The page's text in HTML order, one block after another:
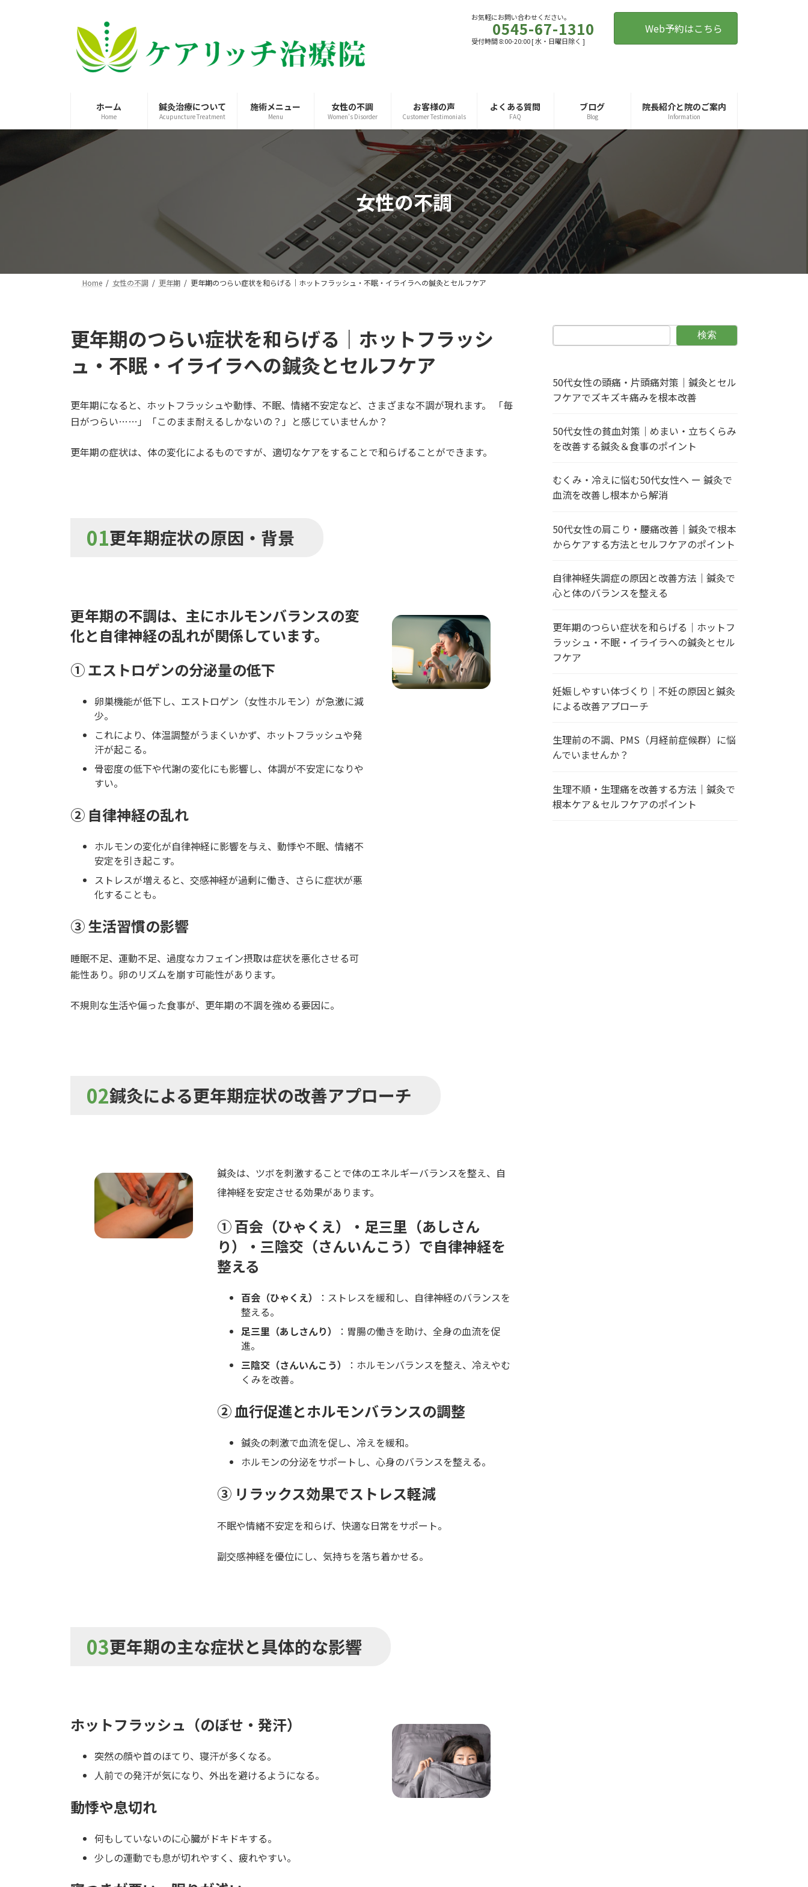
お気軽にお問い合わせください。
0545-67-1310
受付時間 8:00-20:00 [ 水・日曜日除く ]
Web予約はこちら
ホーム
Home
鍼灸治療について
Acupuncture Treatment
施術メニュー
Menu
女性の不調
Women's Disorder
お客様の声
Customer Testimonials
よくある質問
FAQ
ブログ
Blog
院長紹介と院のご案内
Information
女性の不調
Home 女性の不調 更年期 更年期のつらい症状を和らげる｜ホットフラッシュ・不眠・イライラへの鍼灸とセルフケア
更年期のつらい症状を和らげる｜ホットフラッシ
ュ・不眠・イライラへの鍼灸とセルフケア
更年期になると、ホットフラッシュや動悸、不眠、情緒不安定など、さまざまな不調が現れます。 「毎
日がつらい……」「このまま耐えるしかないの？」と感じていませんか？
更年期の症状は、体の変化によるものですが、適切なケアをすることで和らげることができます。
01更年期症状の原因・背景
更年期の不調は、主にホルモンバランスの変
化と自律神経の乱れが関係しています。
① エストロゲンの分泌量の低下
卵巣機能が低下し、エストロゲン（女性ホルモン）が急激に減
少。
これにより、体温調整がうまくいかず、ホットフラッシュや発
汗が起こる。
骨密度の低下や代謝の変化にも影響し、体調が不安定になりや
すい。
② 自律神経の乱れ
ホルモンの変化が自律神経に影響を与え、動悸や不眠、情緒不
安定を引き起こす。
ストレスが増えると、交感神経が過剰に働き、さらに症状が悪
化することも。
③ 生活習慣の影響
睡眠不足、運動不足、過度なカフェイン摂取は症状を悪化させる可
能性あり。卵のリズムを崩す可能性があります。
不規則な生活や偏った食事が、更年期の不調を強める要因に。
02鍼灸による更年期症状の改善アプローチ
鍼灸は、ツボを刺激することで体のエネルギーバランスを整え、自
律神経を安定させる効果があります。
① 百会（ひゃくえ）・足三里（あしさん
り）・三陰交（さんいんこう）で自律神経を
整える
百会（ひゃくえ）
：ストレスを緩和し、自律神経のバランスを
整える。
足三里（あしさんり）
：胃腸の働きを助け、全身の血流を促
進。
三陰交（さんいんこう）
：ホルモンバランスを整え、冷えやむ
くみを改善。
② 血行促進とホルモンバランスの調整
鍼灸の刺激で血流を促し、冷えを緩和。
ホルモンの分泌をサポートし、心身のバランスを整える。
③ リラックス効果でストレス軽減
不眠や情緒不安定を和らげ、快適な日常をサポート。
副交感神経を優位にし、気持ちを落ち着かせる。
03更年期の主な症状と具体的な影響
ホットフラッシュ（のぼせ・発汗）
突然の顔や首のほてり、寝汗が多くなる。
人前での発汗が気になり、外出を避けるようになる。
動悸や息切れ
何もしていないのに心臓がドキドキする。
少しの運動でも息が切れやすく、疲れやすい。
検索
50代女性の頭痛・片頭痛対策｜鍼灸とセル
フケアでズキズキ痛みを根本改善
50代女性の貧血対策｜めまい・立ちくらみ
を改善する鍼灸＆食事のポイント
むくみ・冷えに悩む50代女性へ ー 鍼灸で
血流を改善し根本から解消
50代女性の肩こり・腰痛改善｜鍼灸で根本
からケアする方法とセルフケアのポイント
自律神経失調症の原因と改善方法｜鍼灸で
心と体のバランスを整える
更年期のつらい症状を和らげる｜ホットフ
ラッシュ・不眠・イライラへの鍼灸とセル
フケア
妊娠しやすい体づくり｜不妊の原因と鍼灸
による改善アプローチ
生理前の不調、PMS（月経前症候群）に悩
んでいませんか？
生理不順・生理痛を改善する方法｜鍼灸で
根本ケア＆セルフケアのポイント